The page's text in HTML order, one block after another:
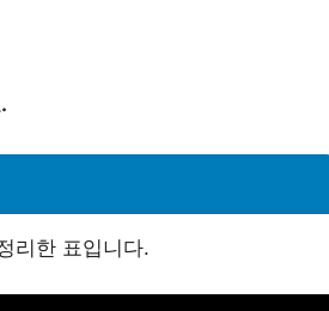
리한 표입니다.